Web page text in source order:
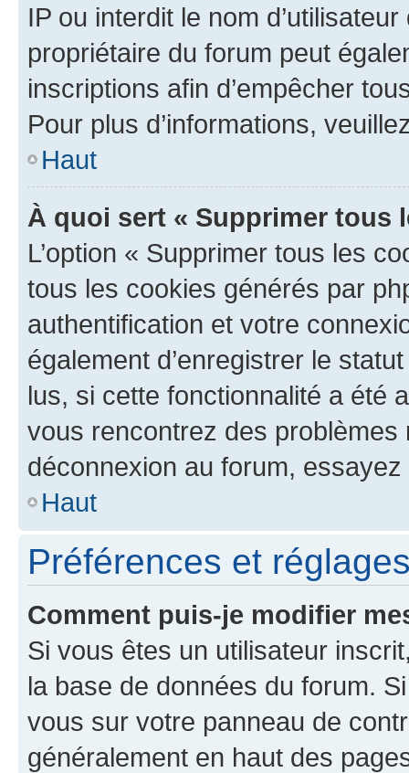
IP ou interdit le nom
propriétaire du forum peut
inscriptions afin d’empêcher
Pour plus d’informations,
Haut
À quoi sert « Supprimer tous
L’option « Supprimer tous les
tous les cookies générés par
authentification et votre
également d’enregistrer le
lus, si cette fonctionnalité a été
vous rencontrez des
déconnexion au forum,
Haut
Préférences et
Comment puis-je modifier
Si vous êtes un utilisateur
la base de données du forum.
vous sur votre panneau de
généralement en haut des